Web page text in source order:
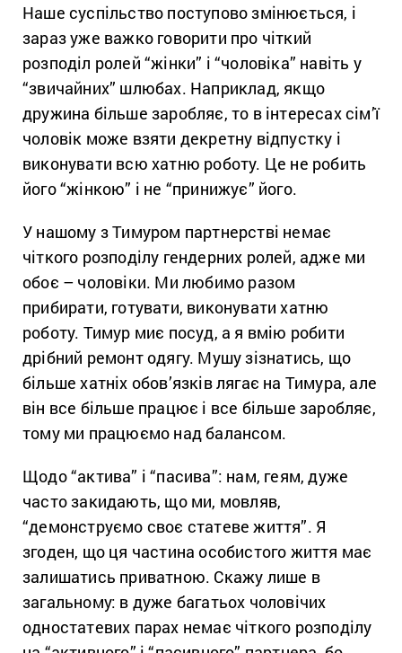
Наше суспільство поступово змінюється, і
зараз уже важко говорити про чіткий
розподіл ролей “жінки” і “чоловіка” навіть у
“звичайних” шлюбах. Наприклад, якщо
дружина більше заробляє, то в інтересах сім’ї
чоловік може взяти декретну відпустку і
виконувати всю хатню роботу. Це не робить
його “жінкою” і не “принижує” його.
У нашому з Тимуром партнерстві немає
чіткого розподілу гендерних ролей, адже ми
обоє – чоловіки. Ми любимо разом
прибирати, готувати, виконувати хатню
роботу. Тимур миє посуд, а я вмію робити
дрібний ремонт одягу. Мушу зізнатись, що
більше хатніх обов’язків лягає на Тимура, але
він все більше працює і все більше заробляє,
тому ми працюємо над балансом.
Щодо “актива” і “пасива”: нам, геям, дуже
часто закидають, що ми, мовляв,
“демонструємо своє статеве життя”. Я
згоден, що ця частина особистого життя має
залишатись приватною. Скажу лише в
загальному: в дуже багатьох чоловічих
одностатевих парах немає чіткого розподілу